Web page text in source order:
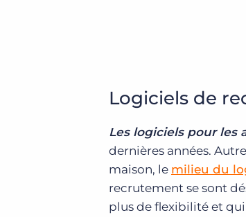
Logiciels de
Les logiciels pour les
dernières années.
maison, le milieu du
recrutement se sont
plus de flexibilité et